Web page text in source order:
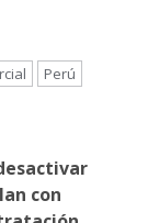
Perú
con